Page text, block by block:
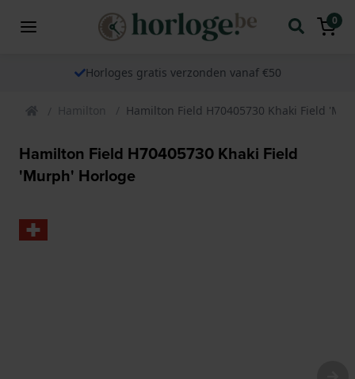
0
Horloges gratis verzonden vanaf €50
Hamilton Hamilton Field H70405730 Khaki Field
Hamilton Field H70405730 Khaki Field
'Murph' Horloge